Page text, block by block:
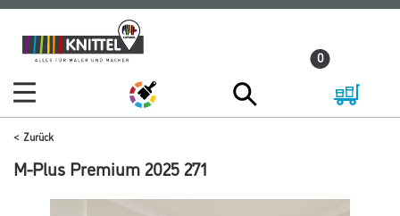
Zum
Inhalt
Zum
Navigationsmenü
0
Zurück
M-Plus Premium 2025 271